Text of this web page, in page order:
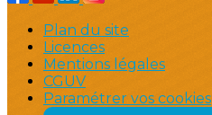
Plan du site
Licences
Mentions légales
CGUV
Paramétrer vos cookies